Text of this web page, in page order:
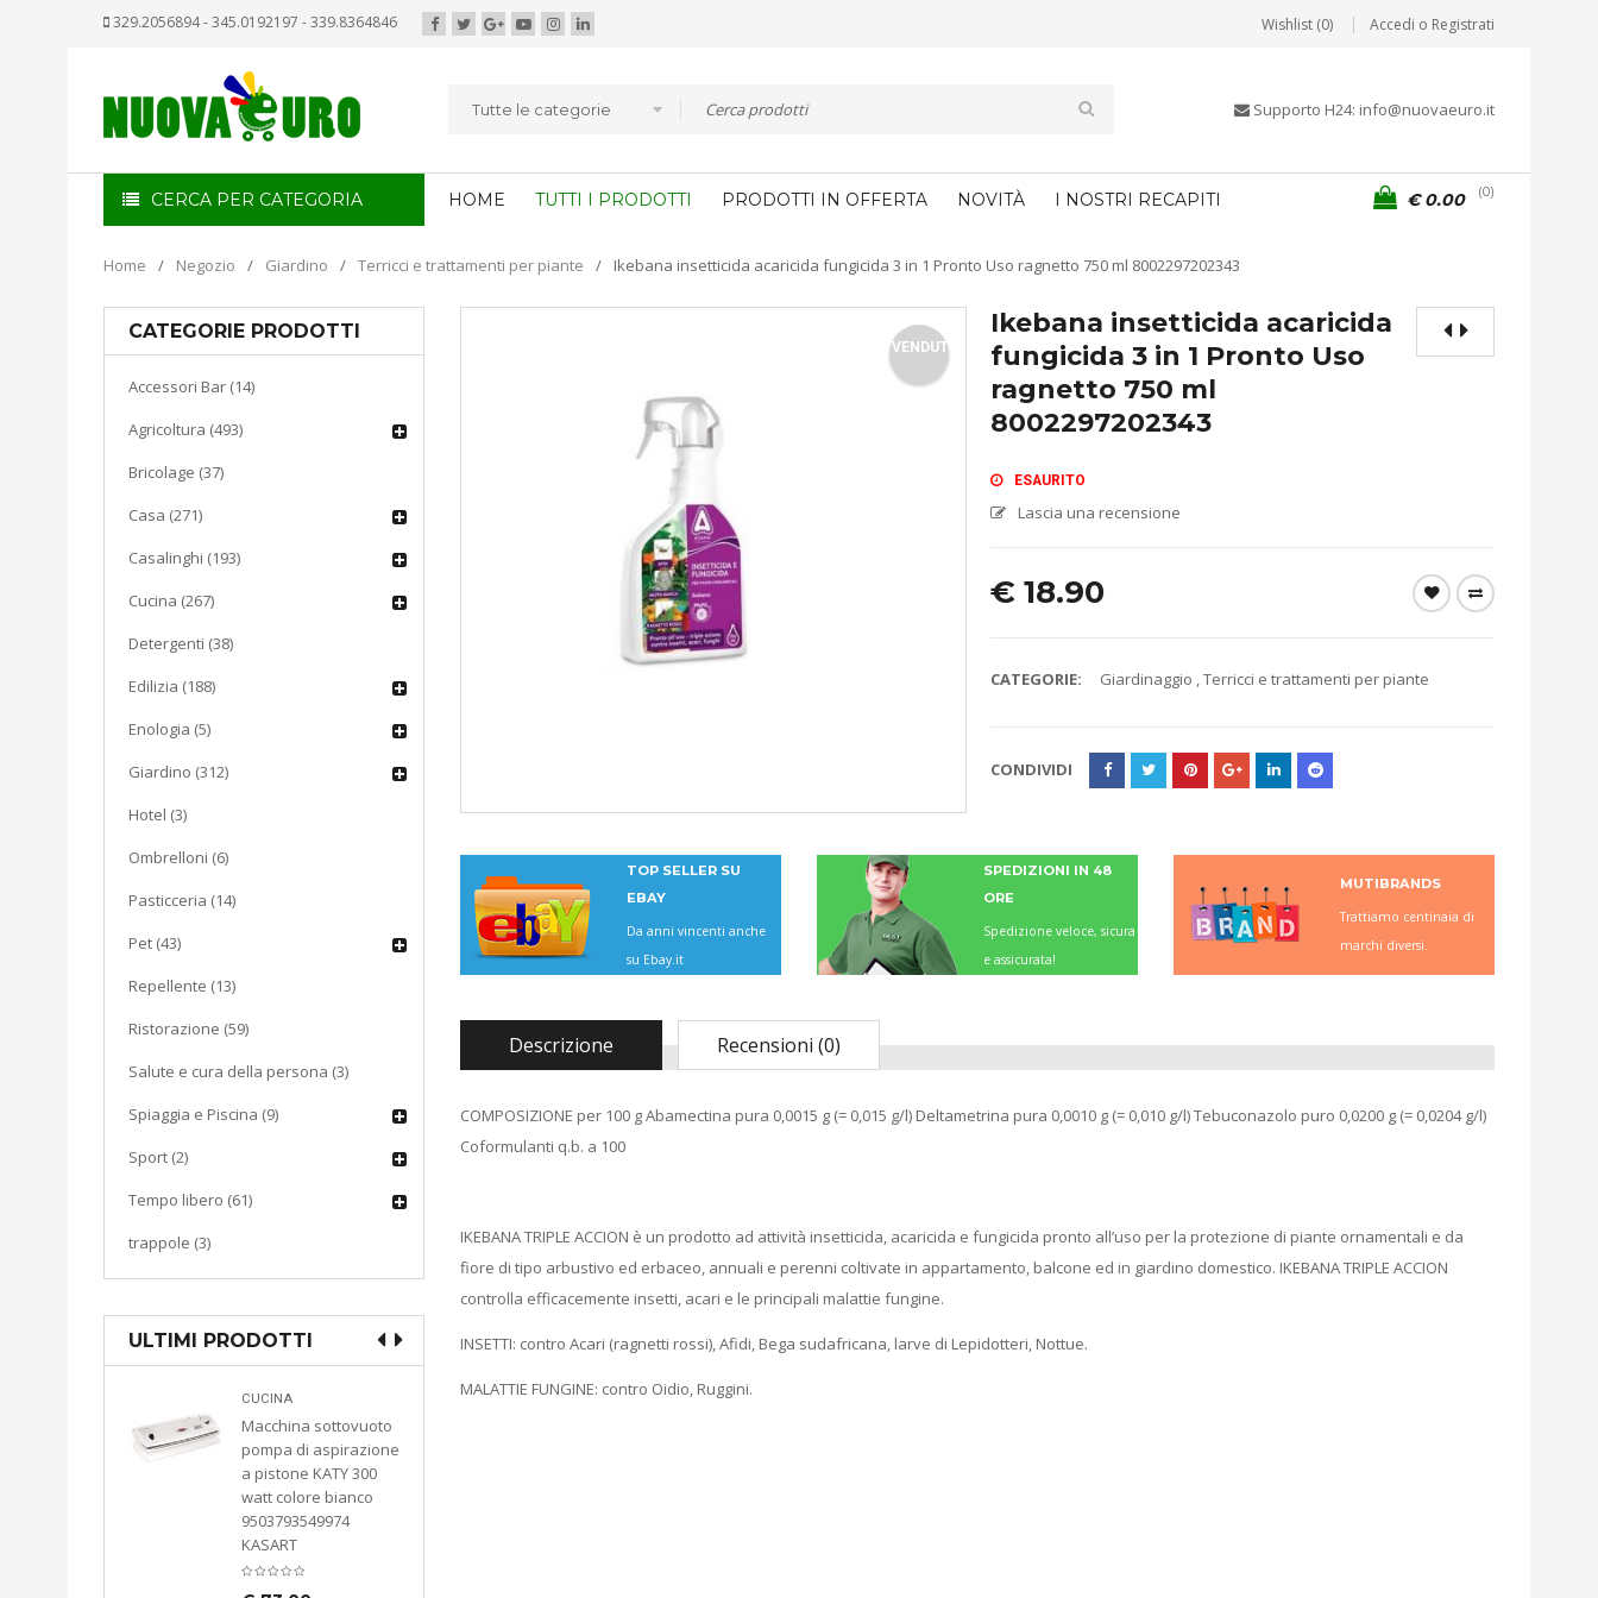
329.2056894 - 345.0192197 - 339.8364846 Wishlist (0) Accedi o Registrati
Tutte le categorie Supporto H24: info@nuovaeuro.it
CERCA PER CATEGORIA HOME TUTTI I PRODOTTI PRODOTTI IN OFFERTA NOVITÀ I NOSTRI RECAPITI 0
€0.00
Home / Negozio / Giardino / Terricci e trattamenti per piante / Ikebana insetticida acaricida fungicida 3 in 1 Pronto Uso ragnetto 750 ml 8002297202343
CATEGORIE PRODOTTI
Accessori Bar (14)
Agricoltura (493)
Bricolage (37)
Casa (271)
Casalinghi (193)
Cucina (267)
Detergenti (38)
Edilizia (188)
Enologia (5)
Giardino (312)
Hotel (3)
Ombrelloni (6)
Pasticceria (14)
Pet (43)
Repellente (13)
Ristorazione (59)
Salute e cura della persona (3)
Spiaggia e Piscina (9)
Sport (2)
Tempo libero (61)
trappole (3)
ULTIMI PRODOTTI
CUCINA
Macchina sottovuoto
pompa di aspirazione
a pistone KATY 300
watt colore bianco
9503793549974
KASART
Madia Maddia
VENDUTO
Ikebana insetticida acaricida
fungicida 3 in 1 Pronto Uso
ragnetto 750 ml
8002297202343
ESAURITO
Lascia una recensione
€ 18.90
CATEGORIE: Giardinaggio ,Terricci e trattamenti per piante
CONDIVIDI
TOP SELLER SU
EBAY
Da anni vincenti anche
su Ebay.it
SPEDIZIONI IN 48
ORE
Spedizione veloce, sicura
e assicurata!
MUTIBRANDS
Trattiamo centinaia di
marchi diversi.
Descrizione Recensioni (0)
COMPOSIZIONE per 100 g Abamectina pura 0,0015 g (= 0,015 g/l) Deltametrina pura 0,0010 g (= 0,010 g/l) Tebuconazolo puro 0,0200 g (= 0,0204 g/l)
Coformulanti q.b. a 100
IKEBANA TRIPLE ACCION è un prodotto ad attività insetticida, acaricida e fungicida pronto all’uso per la protezione di piante ornamentali e da
fiore di tipo arbustivo ed erbaceo, annuali e perenni coltivate in appartamento, balcone ed in giardino domestico. IKEBANA TRIPLE ACCION
controlla efficacemente insetti, acari e le principali malattie fungine.
INSETTI: contro Acari (ragnetti rossi), Afidi, Bega sudafricana, larve di Lepidotteri, Nottue.
MALATTIE FUNGINE: contro Oidio, Ruggini.